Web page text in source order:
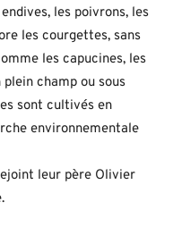
les poivrons, les
les courgettes, sans
les capucines, les
champ ou sous
sont cultivés en
environnementale
leur père Olivier